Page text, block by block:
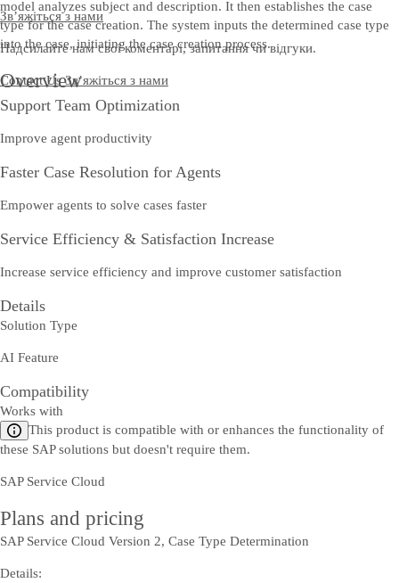
Зв’яжіться з нами
Надсилайте нам свої коментарі, запитання чи відгуки.
Contact UsЗв’яжіться з нами
model analyzes subject and description. It then establishes the case
type for the case creation. The system inputs the determined case type
into the case, initiating the case creation process.
Overview
Support Team Optimization
Improve agent productivity
Faster Case Resolution for Agents
Empower agents to solve cases faster
Service Efficiency & Satisfaction Increase
Increase service efficiency and improve customer satisfaction
Details
Solution Type
AI Feature
Compatibility
Works with
This product is compatible with or enhances the functionality of
these SAP solutions but doesn't require them.
SAP Service Cloud
Plans and pricing
SAP Service Cloud Version 2, Case Type Determination
Details: